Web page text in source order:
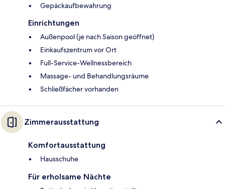
Gepäckaufbewahrung
Einrichtungen
Außenpool (je nach Saison geöffnet)
Einkaufszentrum vor Ort
Full-Service-Wellnessbereich
Massage- und Behandlungsräume
Schließfächer vorhanden
Zimmerausstattung
Komfortausstattung
Hausschuhe
Für erholsame Nächte